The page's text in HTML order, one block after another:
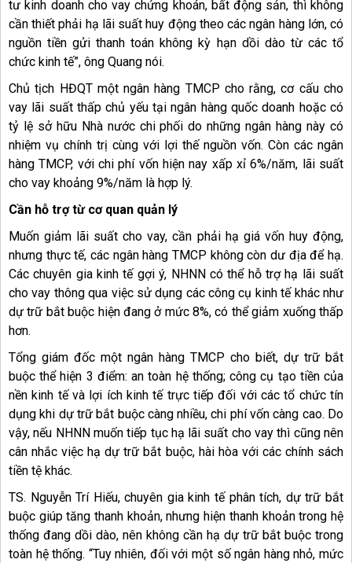
tư kinh doanh cho vay chứng khoán, bất động sản, thì không
cần thiết phải hạ lãi suất huy động theo các ngân hàng lớn, có
nguồn tiền gửi thanh toán không kỳ hạn dồi dào từ các tổ
chức kinh tế”, ông Quang nói.
Chủ tịch HĐQT một ngân hàng TMCP cho rằng, cơ cấu cho
vay lãi suất thấp chủ yếu tại ngân hàng quốc doanh hoặc có
tỷ lệ sở hữu Nhà nước chi phối do những ngân hàng này có
nhiệm vụ chính trị cùng với lợi thế nguồn vốn. Còn các ngân
hàng TMCP, với chi phí vốn hiện nay xấp xỉ 6%/năm, lãi suất
cho vay khoảng 9%/năm là hợp lý.
Cần hỗ trợ từ cơ quan quản lý
Muốn giảm lãi suất cho vay, cần phải hạ giá vốn huy động,
nhưng thực tế, các ngân hàng TMCP không còn dư địa để hạ.
Các chuyên gia kinh tế gợi ý, NHNN có thể hỗ trợ hạ lãi suất
cho vay thông qua việc sử dụng các công cụ kinh tế khác như
dự trữ bắt buộc hiện đang ở mức 8%, có thể giảm xuống thấp
hơn.
Tổng giám đốc một ngân hàng TMCP cho biết, dự trữ bắt
buộc thể hiện 3 điểm: an toàn hệ thống; công cụ tạo tiền của
nền kinh tế và lợi ích kinh tế trực tiếp đối với các tổ chức tín
dụng khi dự trữ bắt buộc càng nhiều, chi phí vốn càng cao. Do
vậy, nếu NHNN muốn tiếp tục hạ lãi suất cho vay thì cũng nên
cân nhắc việc hạ dự trữ bắt buộc, hài hòa với các chính sách
tiền tệ khác.
TS. Nguyễn Trí Hiếu, chuyên gia kinh tế phân tích, dự trữ bắt
buộc giúp tăng thanh khoản, nhưng hiện thanh khoản trong hệ
thống đang dồi dào, nên không cần hạ dự trữ bắt buộc trong
toàn hệ thống. “Tuy nhiên, đối với một số ngân hàng nhỏ, mức